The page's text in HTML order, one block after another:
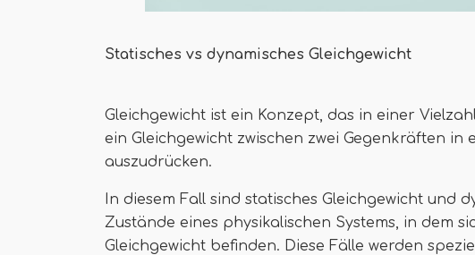
Statisches vs dynamisches Gleichgewicht
Gleichgewicht ist ein Konzept, das in einer
ein Gleichgewicht zwischen zwei Gegenkräften in
auszudrücken.
In diesem Fall sind statisches Gleichgewicht und
Zustände eines physikalischen Systems, in dem
Gleichgewicht befinden. Diese Fälle werden